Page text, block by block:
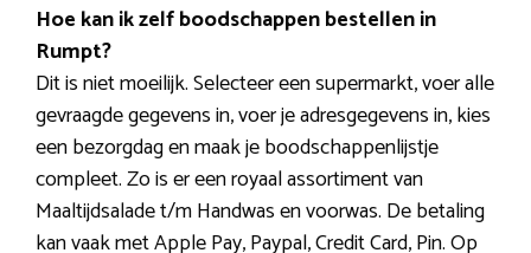
Hoe kan ik zelf boodschappen bestellen in
Rumpt?
Dit is niet moeilijk. Selecteer een supermarkt, voer alle
gevraagde gegevens in, voer je adresgegevens in, kies
een bezorgdag en maak je boodschappenlijstje
compleet. Zo is er een royaal assortiment van
Maaltijdsalade t/m Handwas en voorwas. De betaling
kan vaak met Apple Pay, Paypal, Credit Card, Pin. Op